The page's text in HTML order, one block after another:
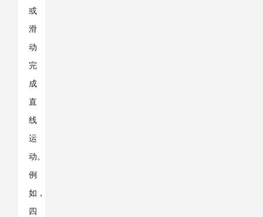
或
滑
动
完
成
直
线
运
动。
例
如，
四